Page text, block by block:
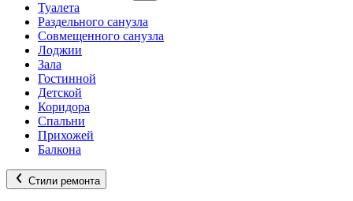
Туалета
Раздельного санузла
Совмещенного санузла
Лоджии
Зала
Гостинной
Детской
Коридора
Спальни
Прихожей
Балкона
Стили ремонта